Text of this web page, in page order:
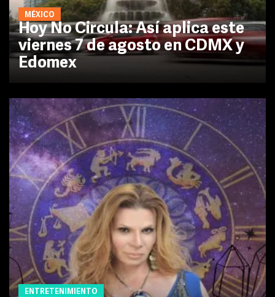
MÉXICO
Hoy No Circula: Así aplica este
viernes 7 de agosto en CDMX y
Edomex
ENTRETENIMIENTO